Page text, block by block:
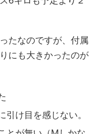
たなのですが、付属
にも大きかったのが
け目を感じない。